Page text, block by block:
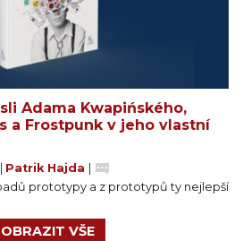
Adama Kwapińského,
a Frostpunk v jeho vlastní
Patrik Hajda
prototypy a z prototypů ty nejlepší
VŠE